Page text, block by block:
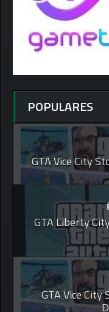
POPULARES
GTA Vice City
GTA Liberty
GTA Vice City